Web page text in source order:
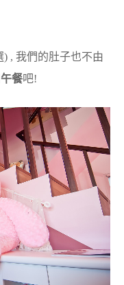
) , 我們的肚子也不由
午餐吧!